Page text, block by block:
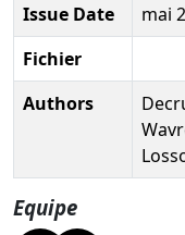
Issue Date
mai
Fichier
Authors
Equipe